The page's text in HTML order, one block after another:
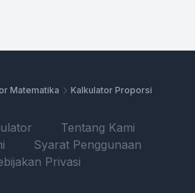
Matematika Kalkulator Proporsi
Tentang Kami
Syarat Penggunaan
Privasi